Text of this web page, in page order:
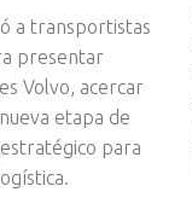
a transportistas
presentar
Volvo, acercar
etapa de
para